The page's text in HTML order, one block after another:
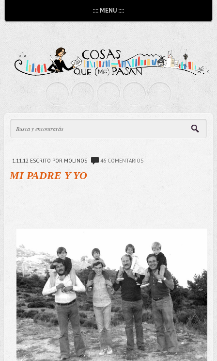
:::: MENU ::::
1.11.12 ESCRITO POR MOLINOS 46 COMENTARIOS
MI PADRE Y YO